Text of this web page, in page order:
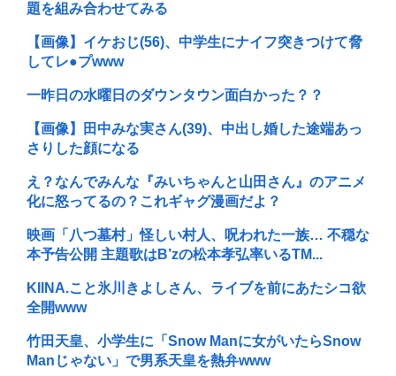
題を組み合わせてみる
【画像】イケおじ(56)、中学生にナイフ突きつけて脅
してレ●プwww
一昨日の水曜日のダウンタウン面白かった？？
【画像】田中みな実さん(39)、中出し婚した途端あっ
さりした顔になる
え？なんでみんな『みいちゃんと山田さん』のアニメ
化に怒ってるの？これギャグ漫画だよ？
映画「八つ墓村」怪しい村人、呪われた一族… 不穏な
本予告公開 主題歌はB’zの松本孝弘率いるTM...
KIINA.こと氷川きよしさん、ライブを前にあたシコ欲
全開www
竹田天皇、小学生に「Snow Manに女がいたらSnow
Manじゃない」で男系天皇を熱弁www